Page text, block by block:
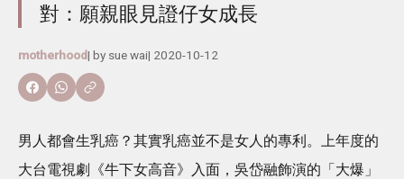
對：願親眼見證仔女成長
motherhood| by sue wai| 2020-10-12
男人都會生乳癌？其實乳癌並不是女人的專利。上年度的
大台電視劇《牛下女高音》入面，吳岱融飾演的「大爆」